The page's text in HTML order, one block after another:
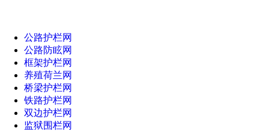
公路护栏网
公路防眩网
框架护栏网
养殖荷兰网
桥梁护栏网
铁路护栏网
双边护栏网
监狱围栏网